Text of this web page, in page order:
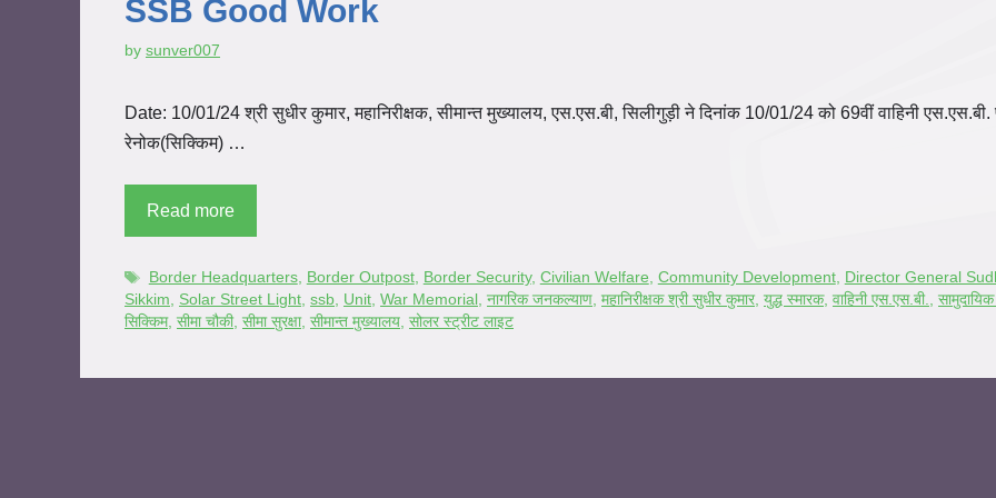
SSB Good Work
by sunver007
Date: 10/01/24 श्री सुधीर कुमार, महानिरीक्षक, सीमान्त मुख्यालय, एस.एस.बी, सिलीगुड़ी ने दिनांक 10/01/24 को 69वीं वाहिनी एस.एस.बी.
रेनोक(सिक्किम) …
Read more
Border Headquarters, Border Outpost, Border Security, Civilian Welfare, Community Development, Director General
Sikkim, Solar Street Light, ssb, Unit, War Memorial , नागरिक जनकल्याण, महानिरीक्षक श्री सुधीर कुमार, युद्ध स्मारक, वाहिनी एस.एस.बी.,
सिक्किम, सीमा चौकी, सीमा सुरक्षा, सीमान्त मुख्यालय, सोलर स्ट्रीट लाइट